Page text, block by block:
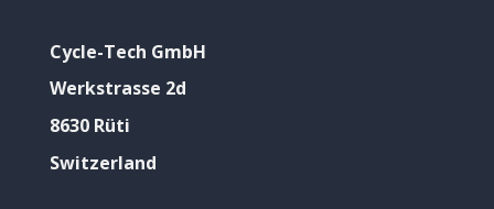
Cycle-Tech GmbH
Werkstrasse 2d
8630 Rüti
Switzerland